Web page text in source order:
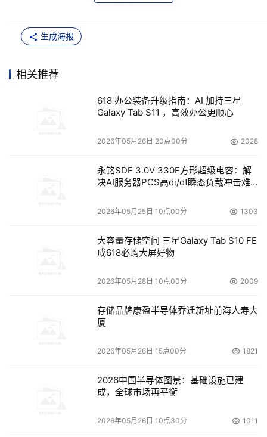
Internet Explorer增强功能和Windows Media Player OCX
7支持功能。可以加快页面和网站的渲染速度，并通过丰富
新的可插拔字体还原程序。凭借对可插拔字体还原程序技术
的最新支持，CE 6.0 R2为OEM提供了更为优秀的第三方字
体还原程序作为其开发设备，而其占用体积甚至变得更小。
端无缝连接到基于Windows Server 2008的最新版本和主
LG-Nortel公司副总裁Jong Dae An表示："Windows
统， 并适用于无数的消费类电子产品和设备。Windows
备和网络解决方案带来极大惠益，最终使我们的解决方案能
够实现更顺畅的兼容性和连接性、更优化的开发和更快速的
先的半导体公司之一，意法半导体不断追求新的增长机会，
以提高我们在行业的地位。我们的旗舰产品单片STi7109解
码器的板级支持包包含了 Windows Embedded CE 6.0 R2
毫无疑问，Windows Embedded CE 6.0 R2帮助我们进一
步涉足了机顶盒市场，并在协助设备制造商为最终用户提供
连接性的体验方面扮演了一个重要的角色。"
三星电子系统LSI部门市场副总裁Yiwan Wong博士表
生成海报
相关推荐
618 办公装备升级指南：AI 加持三星
Galaxy Tab S11 ，高效办公更顺心
2026年05月26日 20点00分 2028
永铭SDF 3.0V 330F方形超级电容：解
决AI服务器PCS高di/dt瞬态负载冲击难
2026年05月25日 10点00分 1303
大容量存储空间 三星Galaxy Tab S10 FE
成618必购大屏好物
2026年05月28日 10点00分 2009
存储品牌康盈半导体乔迁新址前海人寿大
厦
2026年05月26日 15点00分 1821
2026中国半导体图景：基础设施已建
成，全球市场再平衡
2026年05月26日 10点30分 1011